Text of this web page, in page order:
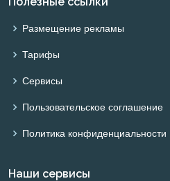
Размещение рекламы
Тарифы
Сервисы
Пользовательское соглашение
Политика конфиденциальности
Наши сервисы